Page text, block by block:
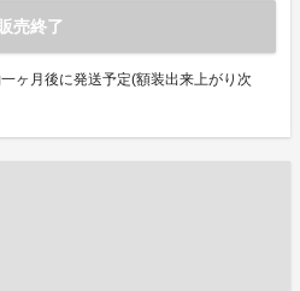
販売終了
ヶ月後に発送予定(額装出来上がり次